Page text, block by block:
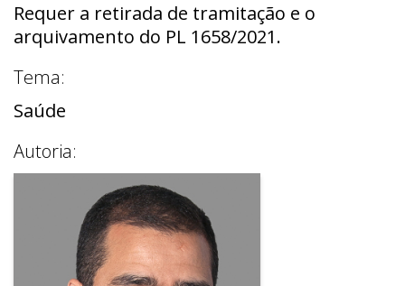
Requer a retirada de tramitação e o
arquivamento do PL 1658/2021.
Tema:
Saúde
Autoria: